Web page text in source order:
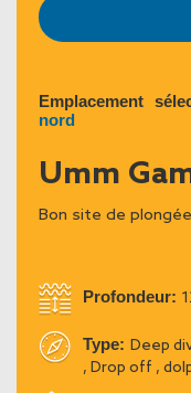
Emplacement
nord
Umm
Bon site de
Profondeur:
Type: Deep
, Drop off ,